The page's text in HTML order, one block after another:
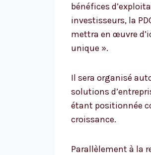
bénéfices
investisseurs, la
mettra en œuvre
unique ».
Il sera organisé
solutions
étant positionnée
croissance.
Parallèlement à la